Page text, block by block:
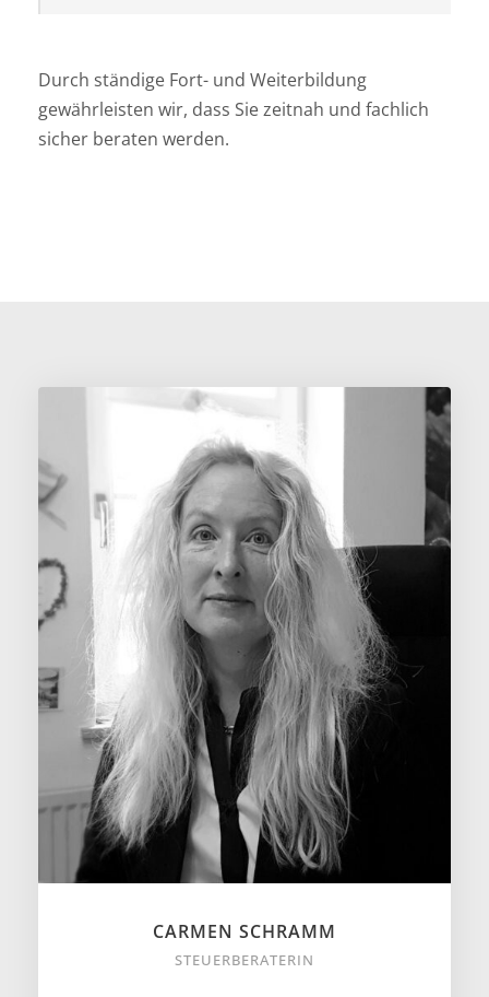
Durch ständige Fort- und Weiterbildung
gewährleisten wir, dass Sie zeitnah und fachlich
sicher beraten werden.
CARMEN SCHRAMM
STEUERBERATERIN